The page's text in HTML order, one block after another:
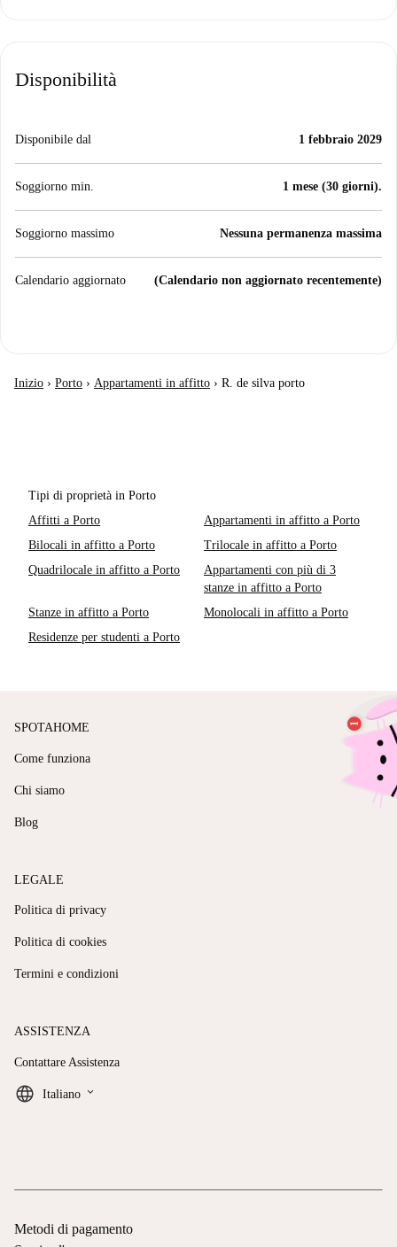
Disponibilità
Disponibile dal 1 febbraio 2029
Soggiorno min. 1 mese (30 giorni).
Soggiorno massimo Nessuna permanenza massima
Calendario aggiornato (Calendario non aggiornato recentemente)
Inizio › Porto › Appartamenti in affitto › R. de silva porto
Tipi di proprietà in Porto
Affitti a Porto
Appartamenti in affitto a Porto
Bilocali in affitto a Porto
Trilocale in affitto a Porto
Quadrilocale in affitto a Porto
Appartamenti con più di 3
stanze in affitto a Porto
Stanze in affitto a Porto
Monolocali in affitto a Porto
Residenze per studenti a Porto
SPOTAHOME
Come funziona
Chi siamo
Blog
LEGALE
Politica di privacy
Politica di cookies
Termini e condizioni
ASSISTENZA
Contattare Assistenza
Italiano keyboard_arrow_down
Metodi di pagamento